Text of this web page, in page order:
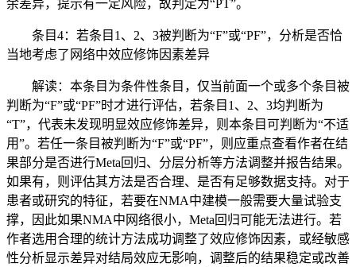
余差异，提示有一定风险，故判定为“PT”。
条目4：若条目1、2、3被判断为“F”或“PF”，分析是否恰
当地考虑了网络中效应修饰因素差异
解读：本条目为条件性条目，仅当前面一个或多个条目被
判断为“F”或“PF”时才进行评估，若条目1、2、3均判断为
“T”，代表未发现明显效应修饰差异，则本条目可判断为“不适
用”。若任一条目被判断为“F”或“PF”，则应重点查看作者在结
果部分是否进行Meta回归、分层分析等方法调整并报告结果。
如果有，则评估其方法是否合理、是否有足够数据支持。对于
患者或研究的特征，若要在NMA中建模一般需要大量试验支
撑，因此如果NMA中网络很小，Meta回归可能无法进行。若
作者选用合理的统计方法成功调整了效应修饰因素，或经敏感
性分析显示差异对结局效应无影响，调整后的结果稳定或改善